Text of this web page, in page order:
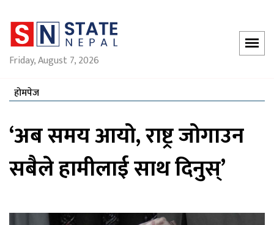
Friday, August 7, 2026
होमपेज
‘अब समय आयो, राष्ट्र जोगाउन
सबैले हामीलाई साथ दिनुस्’